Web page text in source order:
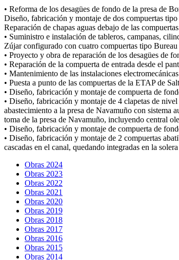
• Reforma de los desagües de fondo de la presa de
Diseño, fabricación y montaje de dos compuertas
Reparación de chapas aguas debajo de las
• Suministro e instalación de tableros, campanas,
Zújar configurado con cuatro compuertas tipo
• Proyecto y obra de reparación de los desagües de
• Reparación de la compuerta de entrada desde el
• Mantenimiento de las instalaciones
• Puesta a punto de las compuertas de la ETAP de
• Diseño, fabricación y montaje de compuerta de
• Diseño, fabricación y montaje de 4 clapetas de
abastecimiento a la presa de Navamuño con
toma de la presa de Navamuño, incluyendo central
• Diseño, fabricación y montaje de compuerta de
• Diseño, fabricación y montaje de 2 compuertas
cascadas en el canal, quedando integradas en la
Obras 2024
Obras 2023
Obras 2022
Obras 2021
Obras 2020
Obras 2019
Obras 2018
Obras 2017
Obras 2016
Obras 2015
Obras 2014